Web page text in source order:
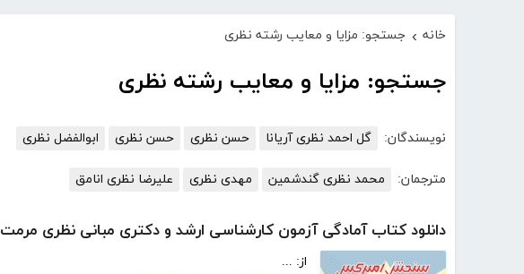
خانه › جستجو: مزایا و معایب رشته نظری
جستجو: مزایا و معایب رشته نظری
نویسندگان: گل احمد نظری آریانا حسن‌ نظری‌ حسن نظری ابوالفضل نظری
مترجمان: محمد نظری گندشمین مهدی نظری علیرضا نظری انامق
دانلود کتاب آمادگی آزمون کارشناسی ارشد و دکتری مبانی نظری مرمت
از: ...